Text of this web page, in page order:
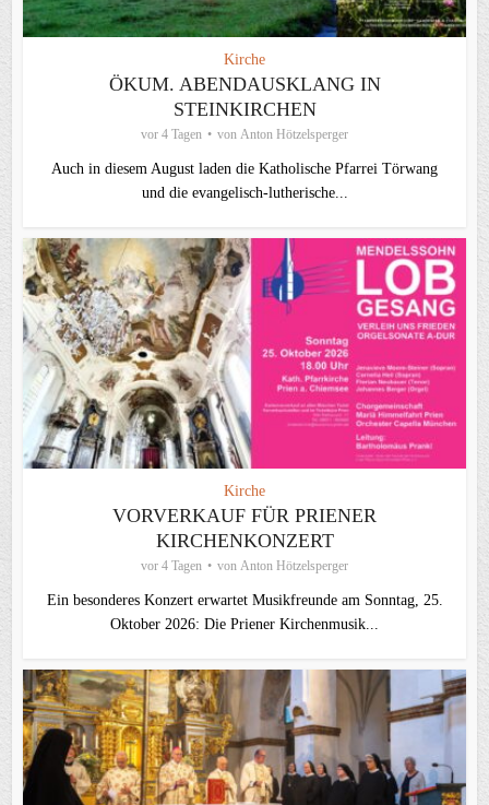
Kirche
ÖKUM. ABENDAUSKLANG IN
STEINKIRCHEN
vor 4 Tagen von Anton Hötzelsperger
Auch in diesem August laden die Katholische Pfarrei Törwang
und die evangelisch‑lutherische...
Kirche
VORVERKAUF FÜR PRIENER
KIRCHENKONZERT
vor 4 Tagen von Anton Hötzelsperger
Ein besonderes Konzert erwartet Musikfreunde am Sonntag, 25.
Oktober 2026: Die Priener Kirchenmusik...